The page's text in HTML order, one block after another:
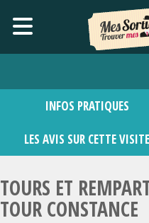
INFOS PRATIQUES
LES AVIS SUR CETTE VISITE
TOURS ET
TOUR CONSTANCE